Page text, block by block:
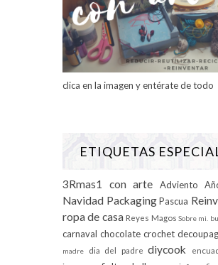
clica en la imagen y entérate de todo
ETIQUETAS
3Rmas1 con arte Adviento
Navidad Packaging Pascua
ropa de casa Reyes Magos Sobre mi.
carnaval chocolate crochet
madre
dia del padre diycook